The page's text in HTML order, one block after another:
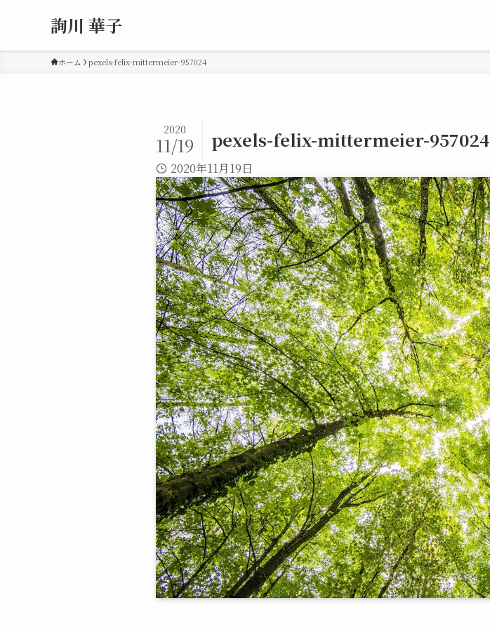
詢川 華子
ホーム pexels-felix-mittermeier-957024
pexels-felix-mittermeier-957024
2020
11/19
2020年11月19日